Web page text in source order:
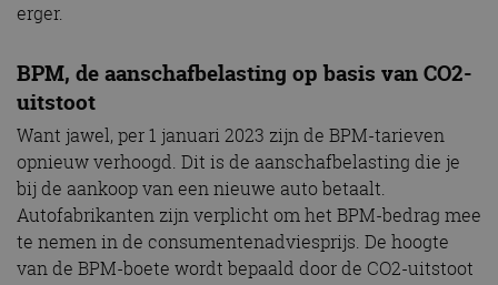
erger.
BPM, de aanschafbelasting op basis van CO2-
uitstoot
Want jawel, per 1 januari 2023 zijn de BPM-tarieven
opnieuw verhoogd. Dit is de aanschafbelasting die je
bij de aankoop van een nieuwe auto betaalt.
Autofabrikanten zijn verplicht om het BPM-bedrag mee
te nemen in de consumentenadviesprijs. De hoogte
van de BPM-boete wordt bepaald door de CO2-uitstoot